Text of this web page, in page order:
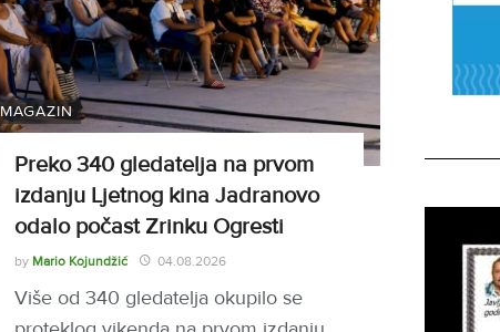
MAGAZIN
Preko 340 gledatelja na prvom
izdanju Ljetnog kina Jadranovo
odalo počast Zrinku Ogresti
by Mario Kojundžić 04.08.2026
Više od 340 gledatelja okupilo se